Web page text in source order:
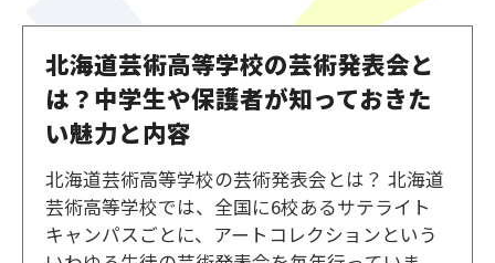
北海道芸術高等学校の芸術発表会と
は？中学生や保護者が知っておきた
い魅力と内容
北海道芸術高等学校の芸術発表会とは？ 北海道
芸術高等学校では、全国に6校あるサテライト
キャンパスごとに、アートコレクションという